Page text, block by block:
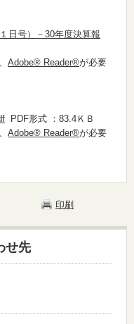
日号）－30年度決算報
Adobe® Reader®が必要
PDF形式 ：83.4ＫＢ
Adobe® Reader®が必要
印刷
せ先